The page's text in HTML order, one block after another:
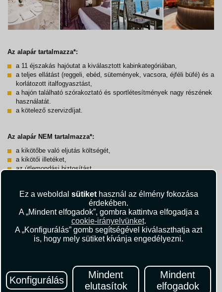
Ez a weboldal sütikethasznál az élmény fokozása
érdekében.
A „Mindent elfogadok”, gombra kattintva elfogadja a
cookie-irányelvünket.
A „Konfigurálás” gomb segítségével kiválaszthatja azt
is, hogy mely sütiket kívánja engedélyezni.
Konfigurálás
Mindent
elutasítok
Mindent
elfogadok
Az alapár tartalmazza*:
a 11 éjszakás hajóutat a kiválasztott kabinkategóriában,
a teljes ellátást (reggeli, ebéd, sütemények, vacsora, éjféli büfé) és a
korlátozott italfogyasztást,
a hajón található szórakoztató és sportlétesítmények nagy részének
használatát.
a kötelező szervizdíjat.
Az alapár NEM tartalmazza*:
a kikötőbe való eljutás költségét,
a kikötői illetéket,
az útlemondási biztosítást,
italcsomagokat,
Felárak*:
A hajó kötelező szervizdíja 55 055,00 Ft/fő
Sztornó biztosítás (20% önrész)